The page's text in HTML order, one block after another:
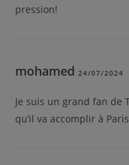
pression!
mohamed24/07/2024
Je suis un grand fan de
qu’il va accomplir à